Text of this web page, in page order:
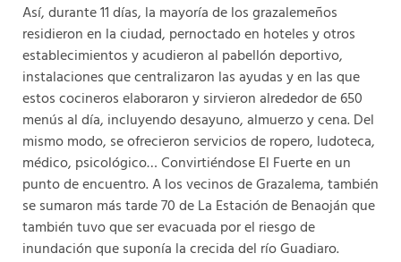
Así, durante 11 días, la mayoría de los grazalemeños
residieron en la ciudad, pernoctado en hoteles y otros
establecimientos y acudieron al pabellón deportivo,
instalaciones que centralizaron las ayudas y en las que
estos cocineros elaboraron y sirvieron alrededor de 650
menús al día, incluyendo desayuno, almuerzo y cena. Del
mismo modo, se ofrecieron servicios de ropero, ludoteca,
médico, psicológico… Convirtiéndose El Fuerte en un
punto de encuentro. A los vecinos de Grazalema, también
se sumaron más tarde 70 de La Estación de Benaoján que
también tuvo que ser evacuada por el riesgo de
inundación que suponía la crecida del río Guadiaro.